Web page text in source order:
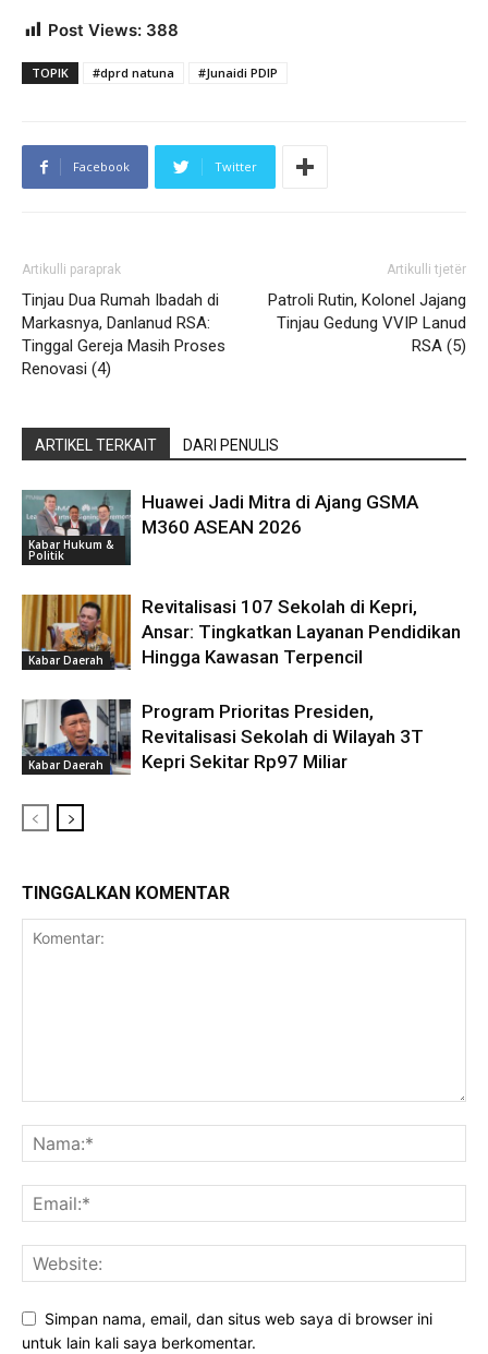
Post Views: 388
TOPIK #dprd natuna #Junaidi PDIP
Facebook Twitter
Artikulli paraprak
Tinjau Dua Rumah Ibadah di
Markasnya, Danlanud RSA:
Tinggal Gereja Masih Proses
Renovasi (4)
Artikulli tjetër
Patroli Rutin, Kolonel Jajang
Tinjau Gedung VVIP Lanud
RSA (5)
ARTIKEL TERKAIT DARI PENULIS
Kabar Hukum &
Politik
Huawei Jadi Mitra di Ajang GSMA
M360 ASEAN 2026
Kabar Daerah
Revitalisasi 107 Sekolah di Kepri,
Ansar: Tingkatkan Layanan Pendidikan
Hingga Kawasan Terpencil
Kabar Daerah
Program Prioritas Presiden,
Revitalisasi Sekolah di Wilayah 3T
Kepri Sekitar Rp97 Miliar
TINGGALKAN KOMENTAR
Simpan nama, email, dan situs web saya di browser ini
untuk lain kali saya berkomentar.